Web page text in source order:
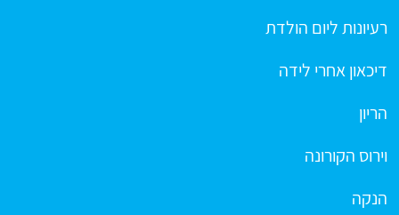
רעיונות ליום הולדת
דיכאון אחרי לידה
הריון
וירוס הקורונה
הנקה